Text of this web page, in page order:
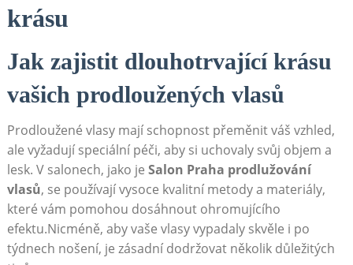
krásu
Jak zajistit dlouhotrvající krásu
vašich prodloužených vlasů
Prodloužené vlasy mají schopnost přeměnit váš vzhled,
ale vyžadují speciální péči, aby si uchovaly svůj objem a
lesk. V salonech, jako je Salon Praha prodlužování
vlasů, se používají vysoce kvalitní metody a materiály,
které vám pomohou dosáhnout ohromujícího
efektu.Nicméně, aby vaše vlasy vypadaly skvěle i po
týdnech nošení, je zásadní dodržovat několik důležitých